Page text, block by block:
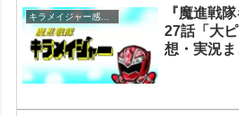
キラメイジャー感想まとめ
『魔進戦
27話「大
想・実況ま